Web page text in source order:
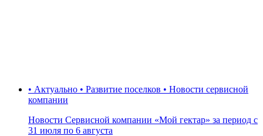
• Актуально • Развитие поселков • Новости сервисной
компании
Новости Сервисной компании «Мой гектар» за период с
31 июля по 6 августа